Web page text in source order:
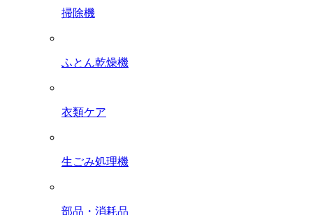
掃除機
ふとん乾燥機
衣類ケア
生ごみ処理機
部品・消耗品